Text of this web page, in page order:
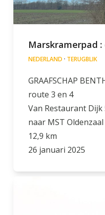
Marskramerpad :
NEDERLAND · TERUGBLIK
GRAAFSCHAP
route 3 en 4
Van Restaurant Dijk
naar MST Oldenzaal
12,9 km
26 januari 2025